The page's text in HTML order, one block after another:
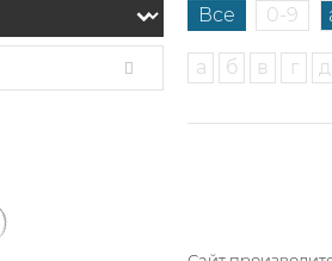
Все 0-9
а б в г д